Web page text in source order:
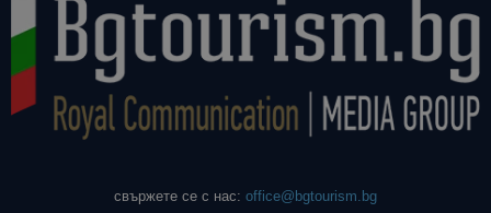
свържете се с нас: office@bgtourism.bg